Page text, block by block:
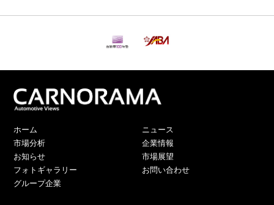
ホーム
市場分析
ニュース
企業情報
お知らせ
フォトギャラリー
市場展望
お問い合わせ
グループ企業